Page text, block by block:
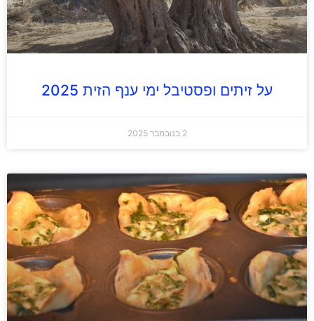
על זיתים ופסטיבל ימי ענף הזית 2025
2 בנובמבר 2025